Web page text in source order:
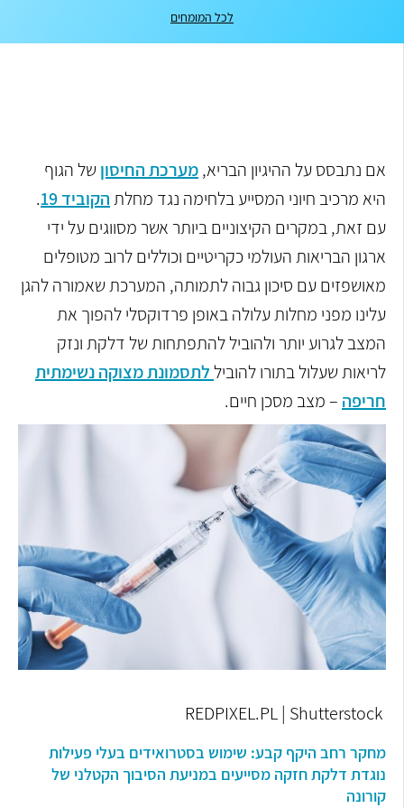
לכל המומחים
אם נתבסס על ההיגיון הבריא,מערכת החיסון של הגוף
היא מרכיב חיוני המסייע בלחימה נגד מחלתהקוביד 19
.
עם זאת, במקרים הקיצוניים ביותר אשר מסווגים על ידי
ארגון הבריאות העולמי כקריטיים וכוללים לרוב מטופלים
מאושפזים עם סיכון גבוה לתמותה, המערכת שאמורה להגן
עלינו מפני מחלות עלולה באופן פרדוקסלי להפוך את
המצב לגרוע יותר ולהוביל להתפתחות של דלקת ונזק
לריאות שעלול בתורו להוביל לתסמונת מצוקה נשימתית
חריפה – מצב מסכן חיים.
מחקר רחב היקף קבע: שימוש בסטרואידים בעלי פעילות
נוגדת דלקת חזקה מסייעים במניעת הסיבוך הקטלני של
קורונה